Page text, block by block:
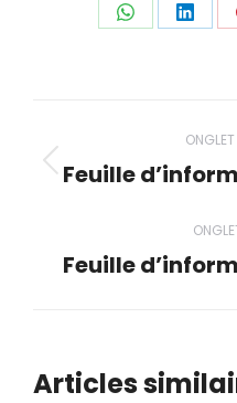
Partager
deFeuille
Feuille
Articles